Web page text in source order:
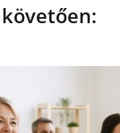
követően: